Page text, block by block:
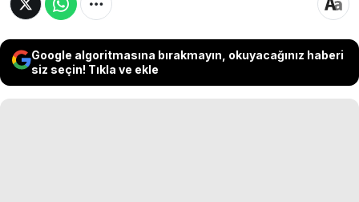
Google algoritmasına bırakmayın, okuyacağınız haberi
siz seçin! Tıkla ve ekle